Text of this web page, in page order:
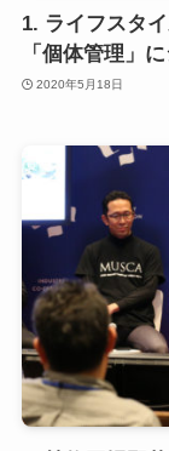
1. ライフスタ
「個体管理」
2020年5月18日